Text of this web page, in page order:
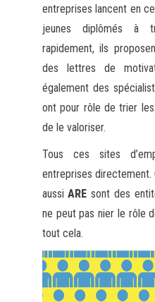
entreprises lancent en
jeunes diplômés à
rapidement, ils
des lettres de
également des
ont pour rôle de trier
de le valoriser.
Tous ces sites
entreprises directement.
aussi ARE sont des
ne peut pas nier le rôle
tout cela.